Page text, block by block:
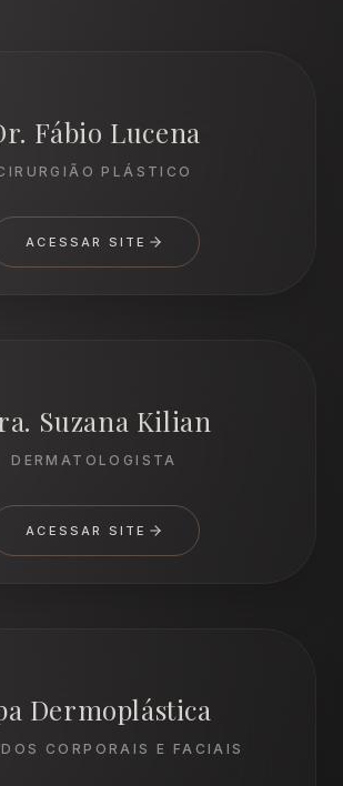
Fábio Lucena
PLÁSTICO
ACESSAR SITE
Suzana Kilian
DERMATOLOGISTA
ACESSAR SITE
Dermoplástica
CORPORAIS E FACIAIS